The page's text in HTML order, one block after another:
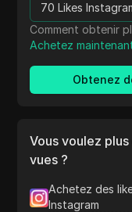
70 Likes
Comment obtenir
Achetez
Obtenez
Vous voulez
vues ?
Achetez des
Instagram